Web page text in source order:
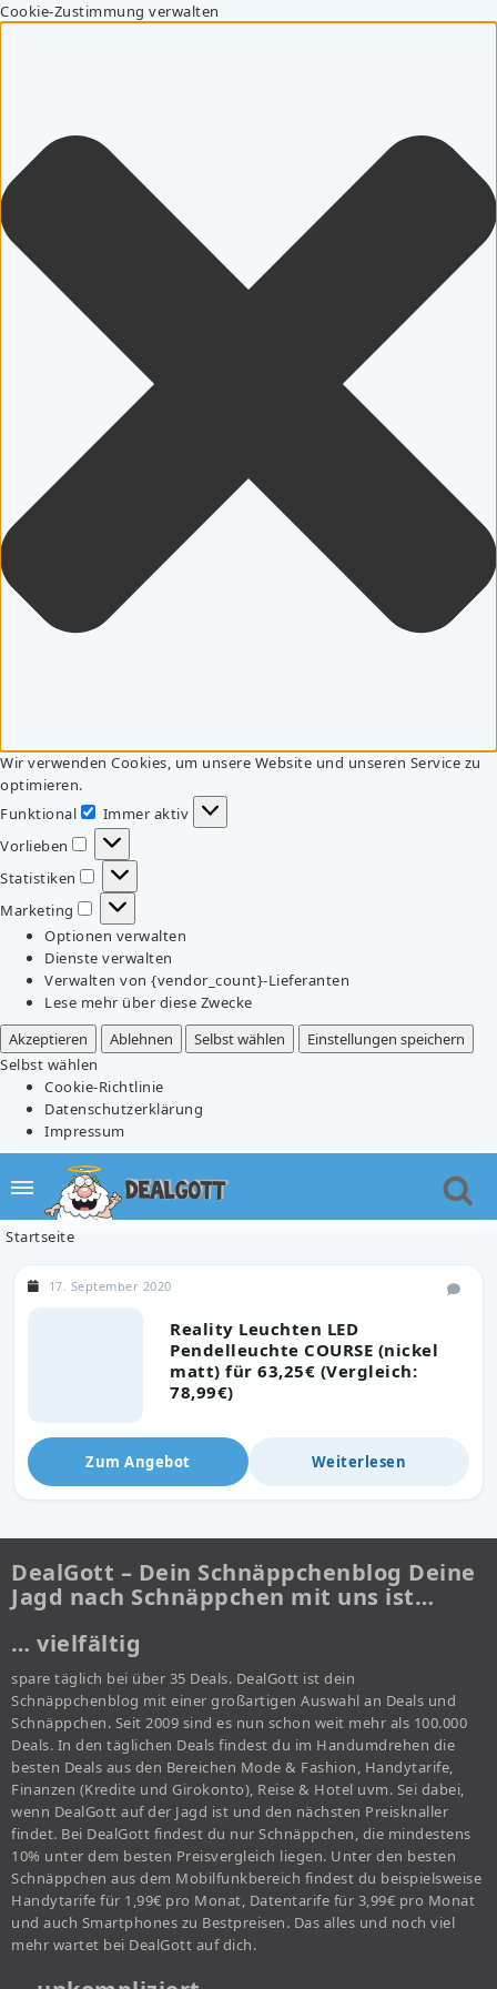
Cookie-Zustimmung verwalten
Wir verwenden Cookies, um unsere Website und unseren Service zu
optimieren.
Funktional
Funktional
Immer aktiv
Vorlieben
Vorlieben
Statistiken
Statistiken
Marketing
Marketing
Optionen verwalten
Dienste verwalten
Verwalten von {vendor_count}-Lieferanten
Lese mehr über diese Zwecke
Akzeptieren
Ablehnen Selbst wählen
Einstellungen speichern
Selbst wählen
Cookie-Richtlinie
Datenschutzerklärung
Impressum
Startseite
Reality Leuchten LED
Pendelleuchte COURSE (nickel
matt) für 63,25€ (Vergleich:
78,99€)
17. September 2020
Zum Angebot Weiterlesen
DealGott – Dein Schnäppchenblog Deine
Jagd nach Schnäppchen mit uns ist…
… vielfältig
spare täglich bei über 35 Deals. DealGott ist dein
Schnäppchenblog mit einer großartigen Auswahl an Deals und
Schnäppchen. Seit 2009 sind es nun schon weit mehr als 100.000
Deals. In den täglichen Deals findest du im Handumdrehen die
besten Deals aus den Bereichen Mode & Fashion, Handytarife,
Finanzen (Kredite und Girokonto), Reise & Hotel uvm. Sei dabei,
wenn DealGott auf der Jagd ist und den nächsten Preisknaller
findet. Bei DealGott findest du nur Schnäppchen, die mindestens
10% unter dem besten Preisvergleich liegen. Unter den besten
Schnäppchen aus dem Mobilfunkbereich findest du beispielsweise
Handytarife für 1,99€ pro Monat, Datentarife für 3,99€ pro Monat
und auch Smartphones zu Bestpreisen. Das alles und noch viel
mehr wartet bei DealGott auf dich.